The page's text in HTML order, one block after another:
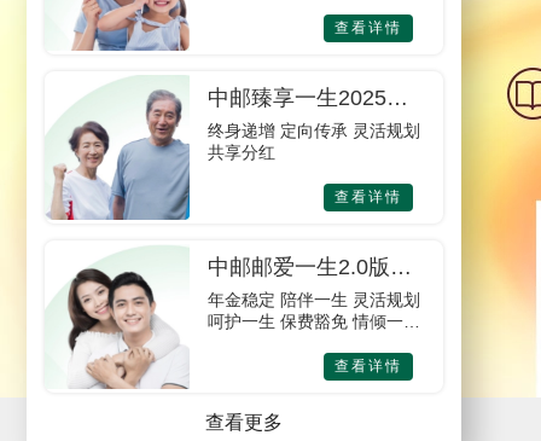
查看详情
中邮臻享一生2025终
身寿险（分红型）
终身递增 定向传承 灵活规划
共享分红
查看详情
中邮邮爱一生2.0版年
金保险
年金稳定 陪伴一生 灵活规划
呵护一生 保费豁免 情倾一生
查看详情
查看更多